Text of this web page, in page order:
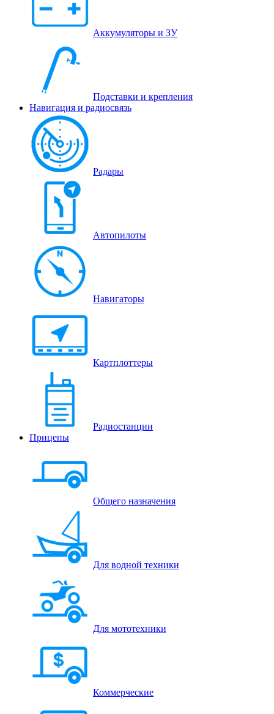
Аккумуляторы и ЗУ
Подставки и крепления
Навигация и радиосвязь
Радары
Автопилоты
Навигаторы
Картплоттеры
Радиостанции
Прицепы
Общего назначения
Для водной техники
Для мототехники
Коммерческие